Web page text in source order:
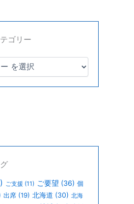
ゴリー
ご支援 (11) ご要望 (36) 個
出席 (19) 北海道 (30) 北海